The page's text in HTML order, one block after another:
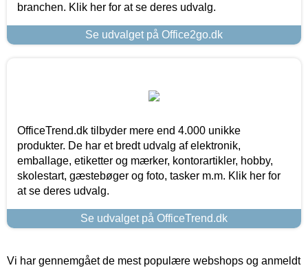
branchen. Klik her for at se deres udvalg.
Se udvalget på Office2go.dk
OfficeTrend.dk tilbyder mere end 4.000 unikke
produkter. De har et bredt udvalg af elektronik,
emballage, etiketter og mærker, kontorartikler, hobby,
skolestart, gæstebøger og foto, tasker m.m. Klik her for
at se deres udvalg.
Se udvalget på OfficeTrend.dk
Vi har gennemgået de mest populære webshops og anmeldt